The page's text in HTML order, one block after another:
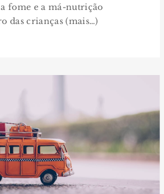
fome e a má-nutrição
das crianças (mais…)